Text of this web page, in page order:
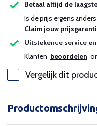
Betaal altijd de
Is de prijs ergens
Claim jouw
Uitstekende service
Klanten beoordelen
Vergelijk dit